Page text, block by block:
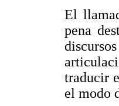
El
pena
traducir
el modo